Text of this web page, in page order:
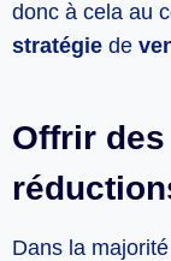
donc à cela au
stratégie de
Offrir
Dans la